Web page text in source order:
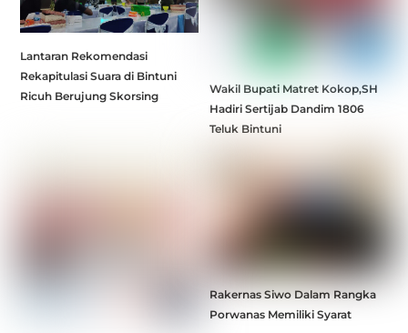
Lantaran Rekomendasi
Rekapitulasi Suara di Bintuni
Ricuh Berujung Skorsing
Wakil Bupati Matret Kokop,SH
Hadiri Sertijab Dandim 1806
Teluk Bintuni
Rakernas Siwo Dalam Rangka
Porwanas Memiliki Syarat